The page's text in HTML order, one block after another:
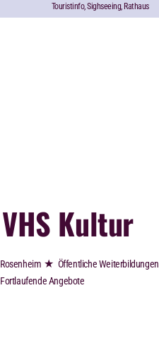
Touristinfo, Sighseeing, Rathaus
VHS Kultur
Rosenheim ★ Öffentliche Weiterbildungen
Fortlaufende Angebote